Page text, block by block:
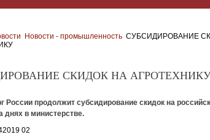
Новости - промышленность СУБСИДИРОВАНИЕ
СКИДОК НА
России продолжит субсидирование скидок на
днях в министерстве.